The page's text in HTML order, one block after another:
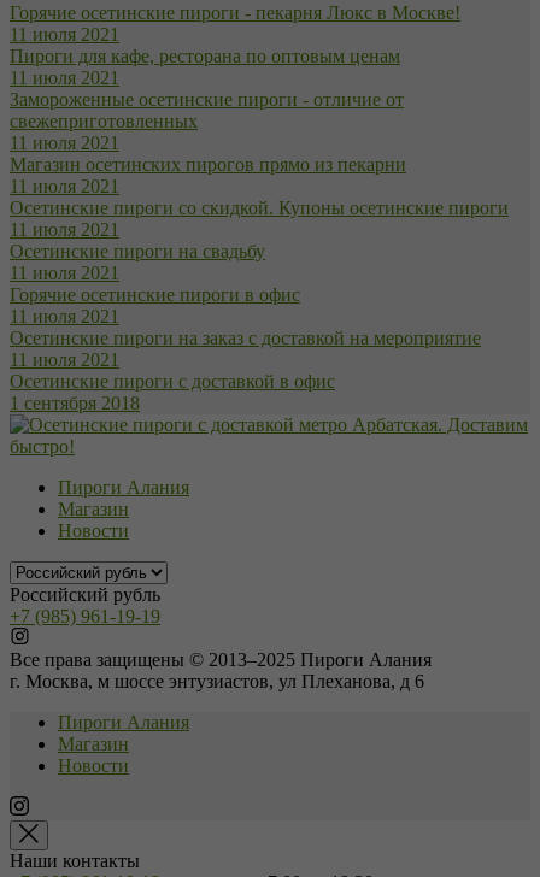
Горячие осетинские пироги - пекарня Люкс в Москве!
11 июля 2021
Пироги для кафе, ресторана по оптовым ценам
11 июля 2021
Замороженные осетинские пироги - отличие от
свежеприготовленных
11 июля 2021
Магазин осетинских пирогов прямо из пекарни
11 июля 2021
Осетинские пироги со скидкой. Купоны осетинские пироги
11 июля 2021
Осетинские пироги на свадьбу
11 июля 2021
Горячие осетинские пироги в офис
11 июля 2021
Осетинские пироги на заказ с доставкой на мероприятие
11 июля 2021
Осетинские пироги с доставкой в офис
1 сентября 2018
Пироги Алания
Магазин
Новости
Российский рубль
+7 (985) 961-19-19
Все права защищены © 2013–2025 Пироги Алания
г. Москва, м шоссе энтузиастов, ул Плеханова, д 6
Пироги Алания
Магазин
Новости
Наши контакты